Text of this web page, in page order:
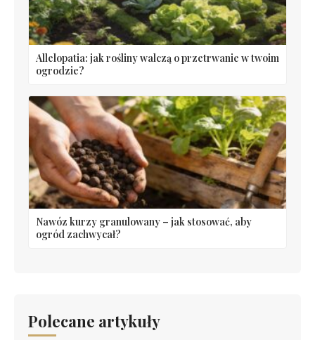
Allelopatia: jak rośliny walczą o przetrwanie w twoim
ogrodzie?
Nawóz kurzy granulowany – jak stosować, aby
ogród zachwycał?
Polecane artykuły